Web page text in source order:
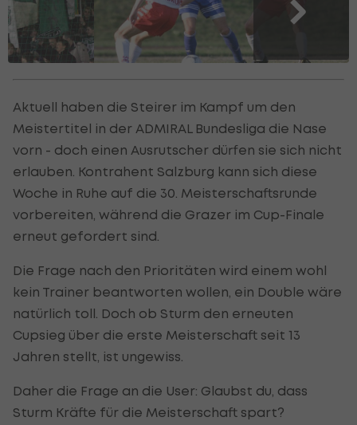
Aktuell haben die Steirer im Kampf um den
Meistertitel in der ADMIRAL Bundesliga die Nase
vorn - doch einen Ausrutscher dürfen sie sich nicht
erlauben. Kontrahent Salzburg kann sich diese
Woche in Ruhe auf die 30. Meisterschaftsrunde
vorbereiten, während die Grazer im Cup-Finale
erneut gefordert sind.
Die Frage nach den Prioritäten wird einem wohl
kein Trainer beantworten wollen, ein Double wäre
natürlich toll. Doch ob Sturm den erneuten
Cupsieg über die erste Meisterschaft seit 13
Jahren stellt, ist ungewiss.
Daher die Frage an die User: Glaubst du, dass
Sturm Kräfte für die Meisterschaft spart?